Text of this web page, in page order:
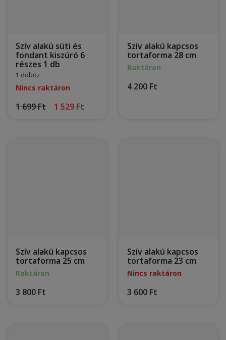
Szív alakú süti és
fondant kiszúró 6
részes 1 db
1 doboz
Nincs raktáron
1 699 Ft 1 529 Ft
Szív alakú kapcsos
tortaforma 28 cm
Raktáron
4 200 Ft
Szív alakú kapcsos
tortaforma 25 cm
Raktáron
3 800 Ft
Szív alakú kapcsos
tortaforma 23 cm
Nincs raktáron
3 600 Ft